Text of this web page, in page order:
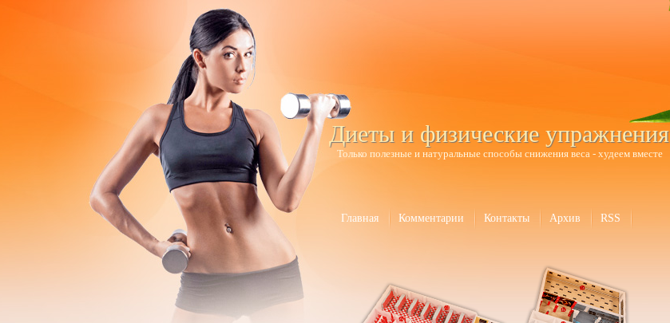
Диеты и физические упражнения
Только полезные и натуральные способы снижения веса - худеем вместе
Главная Комментарии Контакты Архив RSS